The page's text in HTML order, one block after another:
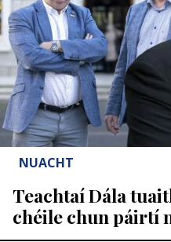
NUACHT
Teachtaí Dála
chéile chun páirtí